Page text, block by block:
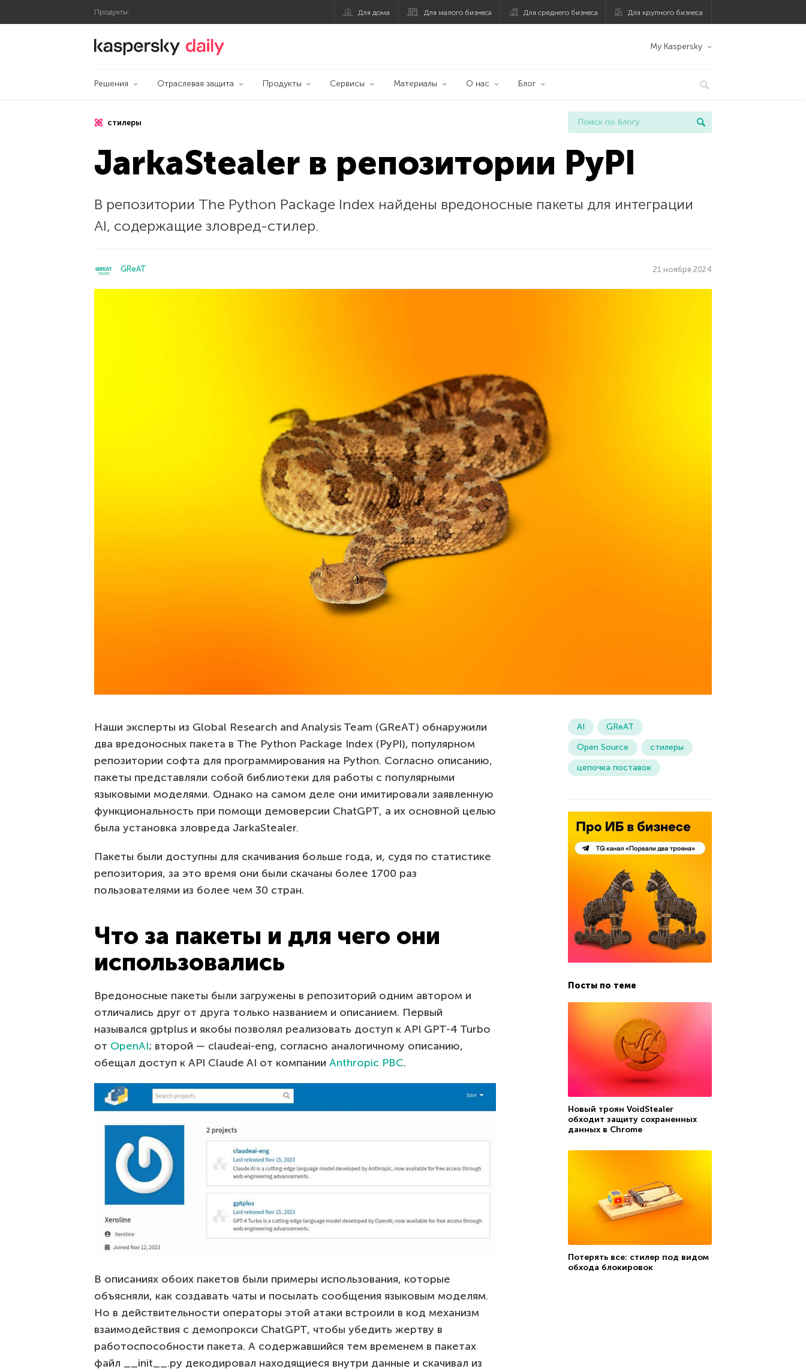
Продукты: Для дома Для малого бизнеса Для среднего бизнеса Для крупного бизнеса
Блог Касперского My Kaspersky
Решения Отраслевая защита Продукты Сервисы Материалы О нас Блог
стилеры
JarkaStealer в репозитории PyPI
В репозитории The Python Package Index найдены вредоносные пакеты для интеграции
AI, содержащие зловред-стилер.
GReAT 21 ноября 2024
Наши эксперты из Global Research and Analysis Team (GReAT) обнаружили
два вредоносных пакета в The Python Package Index (PyPI), популярном
репозитории софта для программирования на Python. Согласно описанию,
пакеты представляли собой библиотеки для работы с популярными
языковыми моделями. Однако на самом деле они имитировали заявленную
функциональность при помощи демоверсии ChatGPT, а их основной целью
была установка зловреда JarkaStealer.
Пакеты были доступны для скачивания больше года, и, судя по статистике
репозитория, за это время они были скачаны более 1700 раз
пользователями из более чем 30 стран.
Что за пакеты и для чего они
использовались
Вредоносные пакеты были загружены в репозиторий одним автором и
отличались друг от друга только названием и описанием. Первый
назывался gptplus и якобы позволял реализовать доступ к API GPT-4 Turbo
от OpenAI; второй — claudeai-eng, согласно аналогичному описанию,
обещал доступ к API Claude AI от компании Anthropic PBC.
В описаниях обоих пакетов были примеры использования, которые
объясняли, как создавать чаты и посылать сообщения языковым моделям.
Но в действительности операторы этой атаки встроили в код механизм
взаимодействия с демопрокси ChatGPT, чтобы убедить жертву в
работоспособности пакета. А содержавшийся тем временем в пакетах
файл __init__.py декодировал находящиеся внутри данные и скачивал из
AI
GReAT
Open Source
стилеры
цепочка поставок
Посты по теме
Новый троян VoidStealer
обходит защиту сохраненных
данных в Chrome
Потерять все: стилер под видом
обхода блокировок